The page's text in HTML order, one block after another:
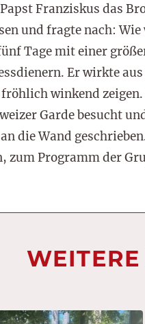
Franziskus das
und fragte nach:
Tage mit einer
Er wirkte
winkend
Garde besucht
die Wand
zum Programm der